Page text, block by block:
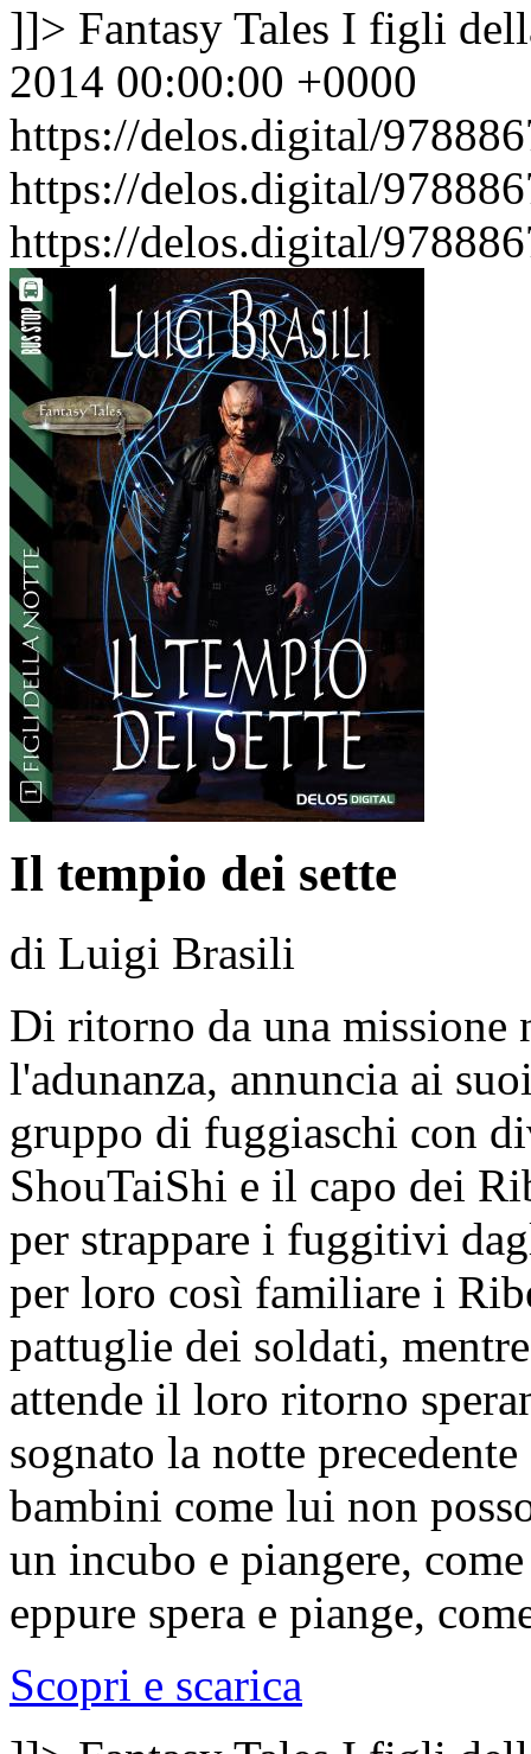
]]> Fantasy Tales I figli
2014 00:00:00 +0000
https://delos.digital/
https://delos.digital/
https://delos.digital/
Il tempio dei sette
di Luigi Brasili
Di ritorno da una missione
l'adunanza, annuncia ai
gruppo di fuggiaschi con
ShouTaiShi e il capo dei
per strappare i fuggitivi
per loro così familiare i
pattuglie dei soldati,
attende il loro ritorno
sognato la notte
bambini come lui non
un incubo e piangere,
eppure spera e piange,
Scopri e scarica